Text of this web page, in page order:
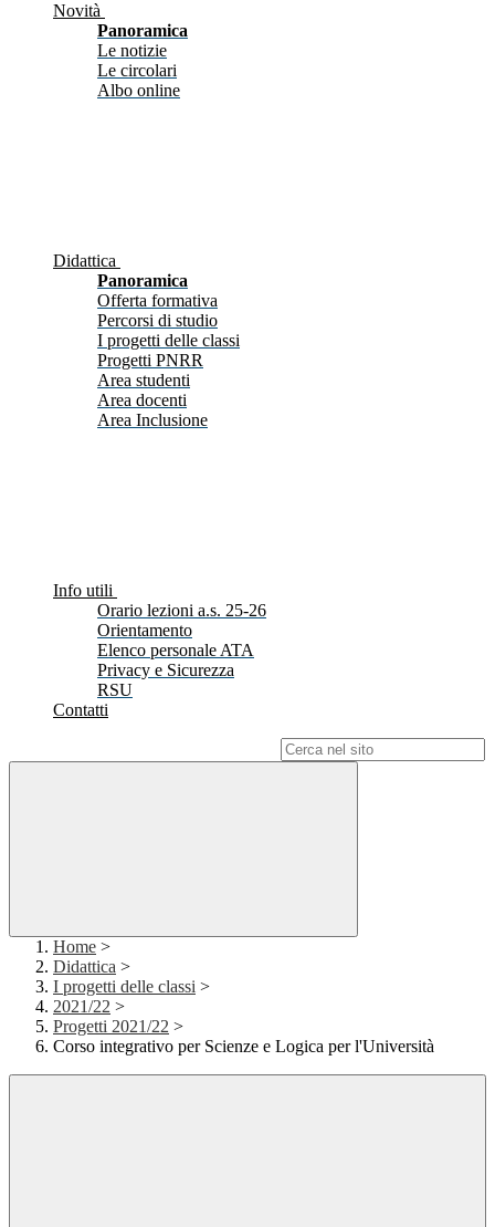
Novità
Panoramica
Le notizie
Le circolari
Albo online
Didattica
Panoramica
Offerta formativa
Percorsi di studio
I progetti delle classi
Progetti PNRR
Area studenti
Area docenti
Area Inclusione
Info utili
Orario lezioni a.s. 25-26
Orientamento
Elenco personale ATA
Privacy e Sicurezza
RSU
Contatti
Home >
Didattica >
I progetti delle classi >
2021/22 >
Progetti 2021/22 >
Corso integrativo per Scienze e Logica per l'Università